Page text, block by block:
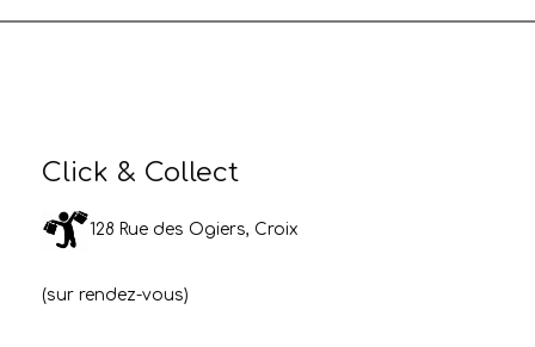
Click & Collect
128 Rue des Ogiers, Croix
(sur rendez-vous)